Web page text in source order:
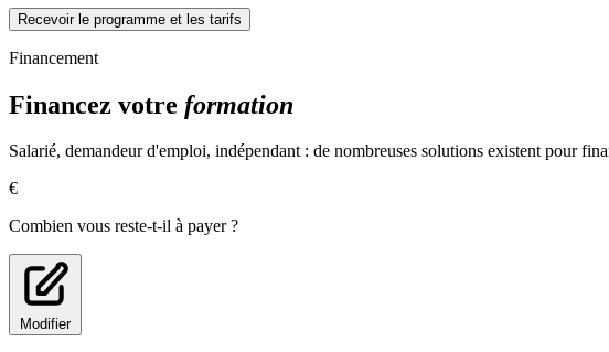
1.Communiquer avec le client
2.Communiquer avec les clients anglophones
3.Prospecter à distance et physiquement un secteur géographique
5.Négocier une solution technique et commerciale
1.Connaître le fonctionnement d'un compte courant
4.Fidéliser et développer son portefeuille de clients
6.Gérer des sinistres et des prestations d'assurance
Recevoir le programme et les tarifs
Financement
Financez votre formation
Salarié, demandeur d'emploi, indépendant : de nombreuses solutions existent pour
€
Combien vous reste-t-il à payer ?
Modifier